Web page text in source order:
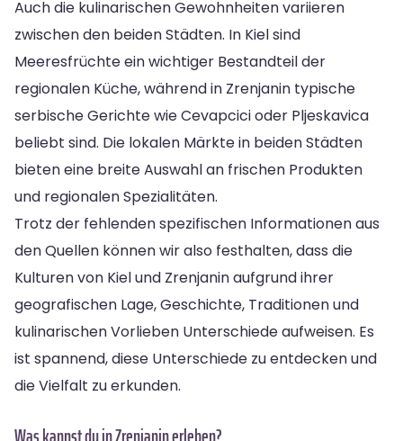
Auch die kulinarischen Gewohnheiten variieren
zwischen den beiden Städten. In Kiel sind
Meeresfrüchte ein wichtiger Bestandteil der
regionalen Küche, während in Zrenjanin typische
serbische Gerichte wie Cevapcici oder Pljeskavica
beliebt sind. Die lokalen Märkte in beiden Städten
bieten eine breite Auswahl an frischen Produkten
und regionalen Spezialitäten.
Trotz der fehlenden spezifischen Informationen aus
den Quellen können wir also festhalten, dass die
Kulturen von Kiel und Zrenjanin aufgrund ihrer
geografischen Lage, Geschichte, Traditionen und
kulinarischen Vorlieben Unterschiede aufweisen. Es
ist spannend, diese Unterschiede zu entdecken und
die Vielfalt zu erkunden.